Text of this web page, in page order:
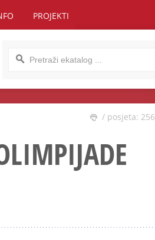
PROJEKTI
/ posjeta: 256